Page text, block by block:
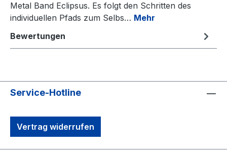
Metal Band Eclipsus. Es folgt den Schritten des
individuellen Pfads zum Selbs… Mehr
Bewertungen
Service-Hotline
Vertrag widerrufen